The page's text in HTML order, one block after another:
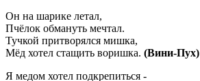
Он на шарике летал,
Пчёлок обмануть мечтал.
Тучкой притворялся мишка,
Мёд хотел стащить воришка. (Вини-Пух)
Я медом хотел подкрепиться -